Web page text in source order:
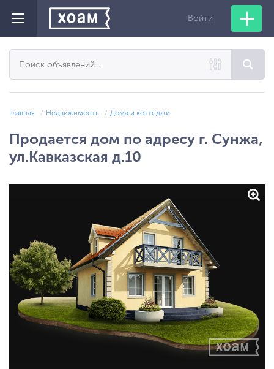
Войти
Главная Недвижимость Дома и коттеджи
Продается дом по адресу г. Сунжа,
ул.Кавказская д.10